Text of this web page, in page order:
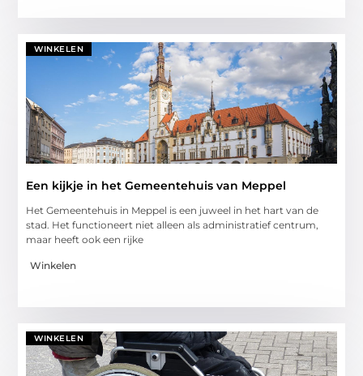
WINKELEN
Een kijkje in het Gemeentehuis van Meppel
Het Gemeentehuis in Meppel is een juweel in het hart van de
stad. Het functioneert niet alleen als administratief centrum,
maar heeft ook een rijke
Winkelen
WINKELEN